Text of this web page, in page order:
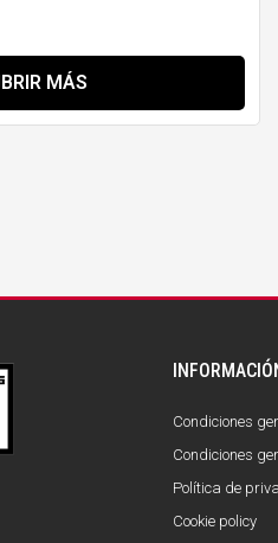
MÁS
Condiciones
Condiciones
Política de
Cookie policy